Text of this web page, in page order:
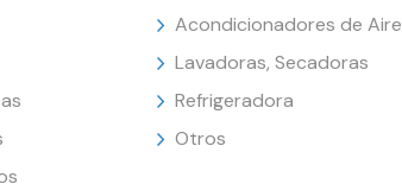
Acondicionadores de Aire
Lavadoras, Secadoras
Refrigeradora
Otros